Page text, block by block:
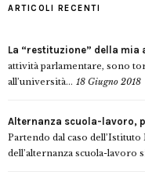
ARTICOLI RECENTI
La “restituzione” della
attività parlamentare, sono
all’università... 18 Giugno 2018
Alternanza scuola-lavoro,
Partendo dal caso
dell’alternanza scuola-lavoro